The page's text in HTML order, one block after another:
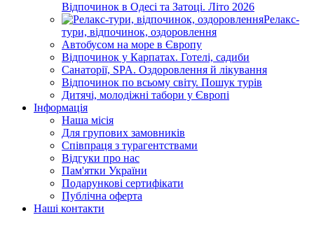
Відпочинок в Одесі та Затоці. Літо 2026
Релакс-
тури, відпочинок, оздоровлення
Автобусом на море в Європу
Відпочинок у Карпатах. Готелі, садиби
Санаторії, SPA. Оздоровлення й лікування
Відпочинок по всьому світу. Пошук турів
Дитячі, молодіжні табори у Європі
Інформація
Наша місія
Для групових замовників
Співпраця з турагентствами
Відгуки про нас
Пам'ятки України
Подарункові сертифікати
Публічна оферта
Наші контакти